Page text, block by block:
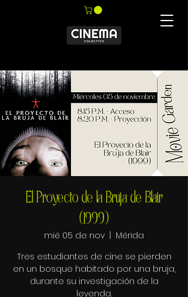
El Proyecto de la Bruja de Blair
(1999)
mié 05 de nov
Mérida
Tres estudiantes de cine se pierden
en un bosque habitado por una bruja,
durante su investigación de la
leyenda.